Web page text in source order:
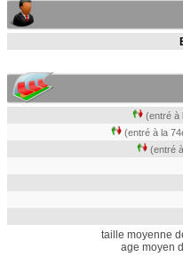
(entré à
(entré à la
(entré
taille moyenne
age moyen